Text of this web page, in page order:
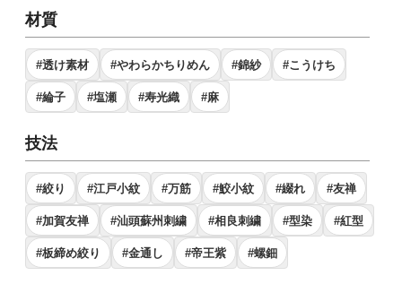
材質
#透け素材 #やわらかちりめん #錦紗 #こうけち
#綸子 #塩瀬 #寿光織 #麻
技法
#絞り #江戸小紋 #万筋 #鮫小紋 #綴れ #友禅
#加賀友禅 #汕頭蘇州刺繍 #相良刺繍 #型染 #紅型
#板締め絞り #金通し #帝王紫 #螺鈿